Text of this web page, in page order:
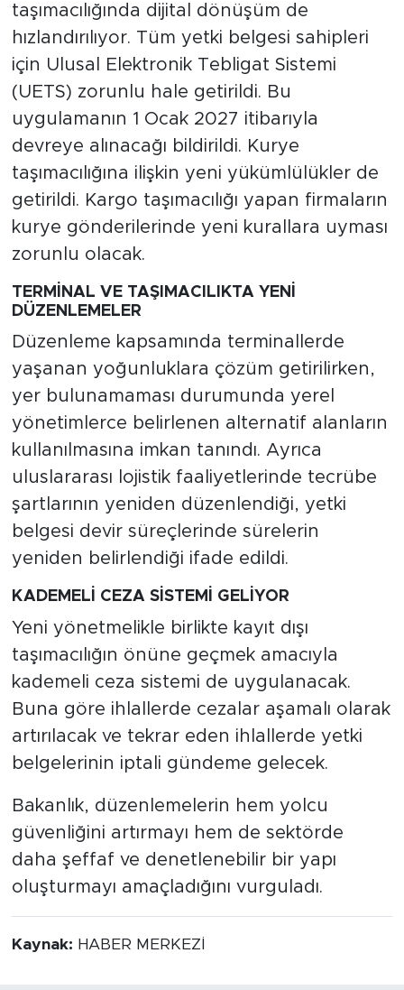
taşımacılığında dijital dönüşüm de
hızlandırılıyor. Tüm yetki belgesi sahipleri
için Ulusal Elektronik Tebligat Sistemi
(UETS) zorunlu hale getirildi. Bu
uygulamanın 1 Ocak 2027 itibarıyla
devreye alınacağı bildirildi. Kurye
taşımacılığına ilişkin yeni yükümlülükler de
getirildi. Kargo taşımacılığı yapan firmaların
kurye gönderilerinde yeni kurallara uyması
zorunlu olacak.
TERMİNAL VE TAŞIMACILIKTA YENİ
DÜZENLEMELER
Düzenleme kapsamında terminallerde
yaşanan yoğunluklara çözüm getirilirken,
yer bulunamaması durumunda yerel
yönetimlerce belirlenen alternatif alanların
kullanılmasına imkan tanındı. Ayrıca
uluslararası lojistik faaliyetlerinde tecrübe
şartlarının yeniden düzenlendiği, yetki
belgesi devir süreçlerinde sürelerin
yeniden belirlendiği ifade edildi.
KADEMELİ CEZA SİSTEMİ GELİYOR
Yeni yönetmelikle birlikte kayıt dışı
taşımacılığın önüne geçmek amacıyla
kademeli ceza sistemi de uygulanacak.
Buna göre ihlallerde cezalar aşamalı olarak
artırılacak ve tekrar eden ihlallerde yetki
belgelerinin iptali gündeme gelecek.
Bakanlık, düzenlemelerin hem yolcu
güvenliğini artırmayı hem de sektörde
daha şeffaf ve denetlenebilir bir yapı
oluşturmayı amaçladığını vurguladı.
Kaynak: HABER MERKEZİ